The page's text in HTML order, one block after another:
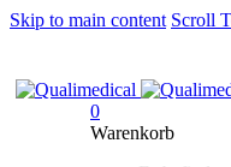
Skip to main content Scroll
0
Warenkorb